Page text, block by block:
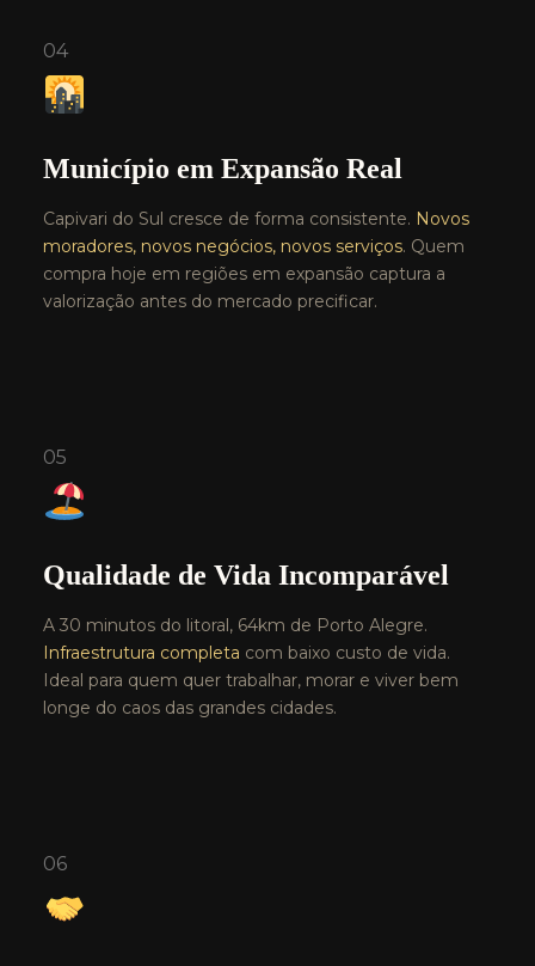
04
Município em Expansão Real
Capivari do Sul cresce de forma consistente. Novos
moradores, novos negócios, novos serviços. Quem
compra hoje em regiões em expansão captura a
valorização antes do mercado precificar.
05
Qualidade de Vida Incomparável
A 30 minutos do litoral, 64km de Porto Alegre.
Infraestrutura completa com baixo custo de vida.
Ideal para quem quer trabalhar, morar e viver bem
longe do caos das grandes cidades.
06